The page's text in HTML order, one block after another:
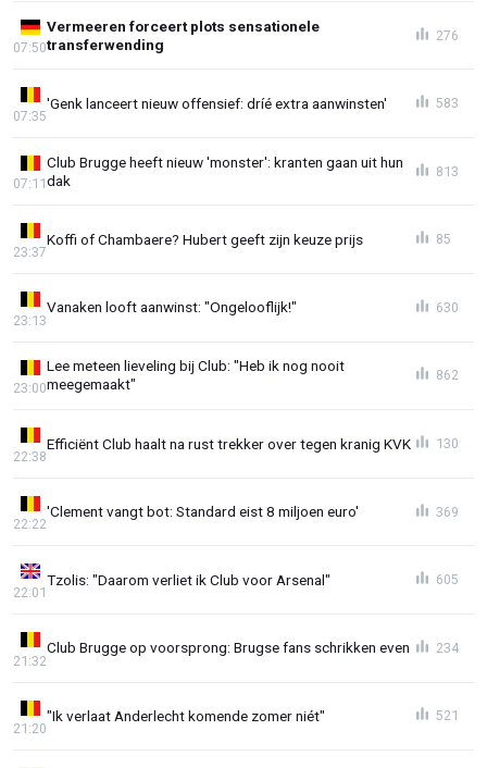
Vermeeren forceert plots sensationele
transferwending
07:50
276
'Genk lanceert nieuw offensief: dríé extra aanwinsten'
07:35
583
Club Brugge heeft nieuw 'monster': kranten gaan uit hun
dak
07:11
813
Koffi of Chambaere? Hubert geeft zijn keuze prijs
23:37
85
Vanaken looft aanwinst: "Ongelooflijk!"
23:13
630
Lee meteen lieveling bij Club: "Heb ik nog nooit
meegemaakt"
23:00
862
Efficiënt Club haalt na rust trekker over tegen kranig KVK
22:38
130
'Clement vangt bot: Standard eist 8 miljoen euro'
22:22
369
Tzolis: "Daarom verliet ik Club voor Arsenal"
22:01
605
Club Brugge op voorsprong: Brugse fans schrikken even
21:32
234
"Ik verlaat Anderlecht komende zomer niét"
21:20
521